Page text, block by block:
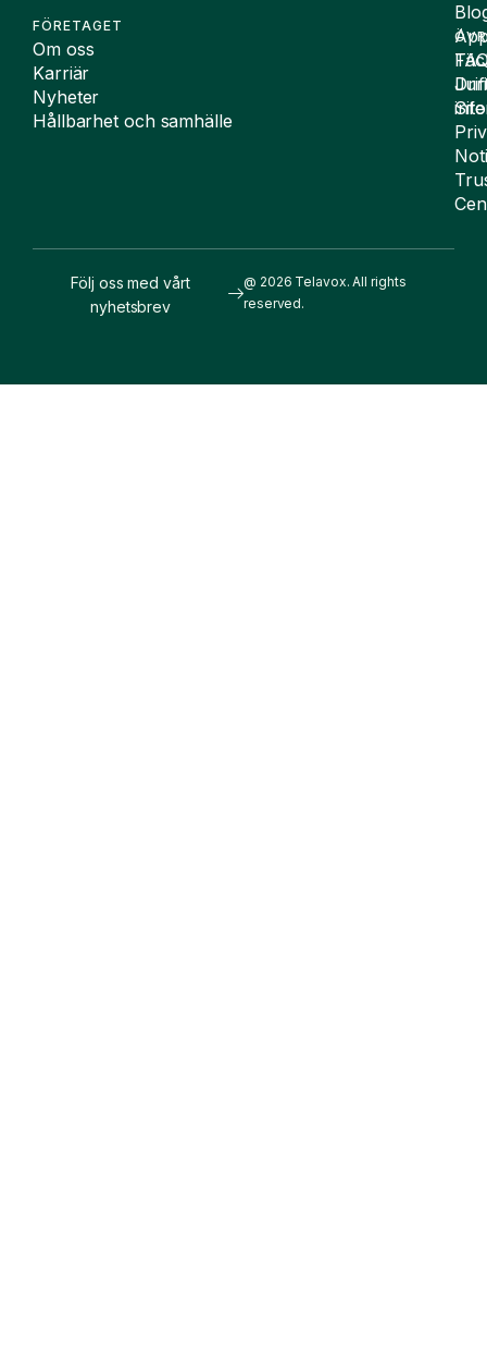
FÖRETAGET
Om oss
Karriär
Nyheter
Hållbarhet och samhälle
@ 2026 Telavox. All rights
reserved.
Följ oss med vårt
nyhetsbrev